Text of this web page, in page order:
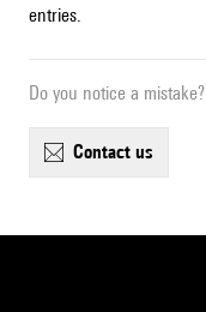
entries.
Do you notice a mistake?
contact us